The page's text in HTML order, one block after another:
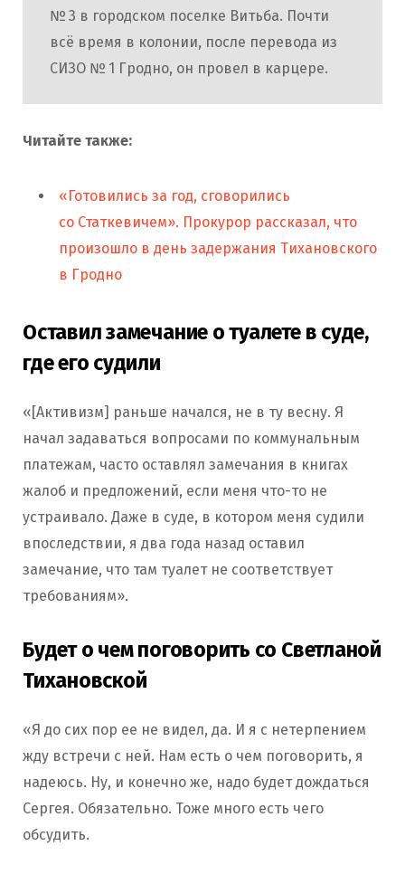
№ 3 в городском поселке Витьба. Почти
всё время в колонии, после перевода из
СИЗО № 1 Гродно, он провел в карцере.
Читайте также:
«Готовились за год, сговорились
со Статкевичем». Прокурор рассказал, что
произошло в день задержания Тихановского
в Гродно
Оставил замечание о туалете в суде,
где его судили
«[Активизм] раньше начался, не в ту весну. Я
начал задаваться вопросами по коммунальным
платежам, часто оставлял замечания в книгах
жалоб и предложений, если меня что-то не
устраивало. Даже в суде, в котором меня судили
впоследствии, я два года назад оставил
замечание, что там туалет не соответствует
требованиям».
Будет о чем поговорить со Светланой
Тихановской
«Я до сих пор ее не видел, да. И я с нетерпением
жду встречи с ней. Нам есть о чем поговорить, я
надеюсь. Ну, и конечно же, надо будет дождаться
Сергея. Обязательно. Тоже много есть чего
обсудить.